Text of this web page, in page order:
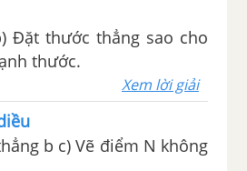
Đặt thước thẳng sao cho
thước.
Xem lời giải
b c) Vẽ điểm N không